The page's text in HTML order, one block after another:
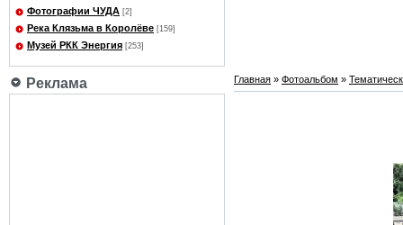
Фотографии ЧУДА [2]
Река Клязьма в Королёве [159]
Музей РКК Энергия [253]
Реклама Главная » Фотоальбом »